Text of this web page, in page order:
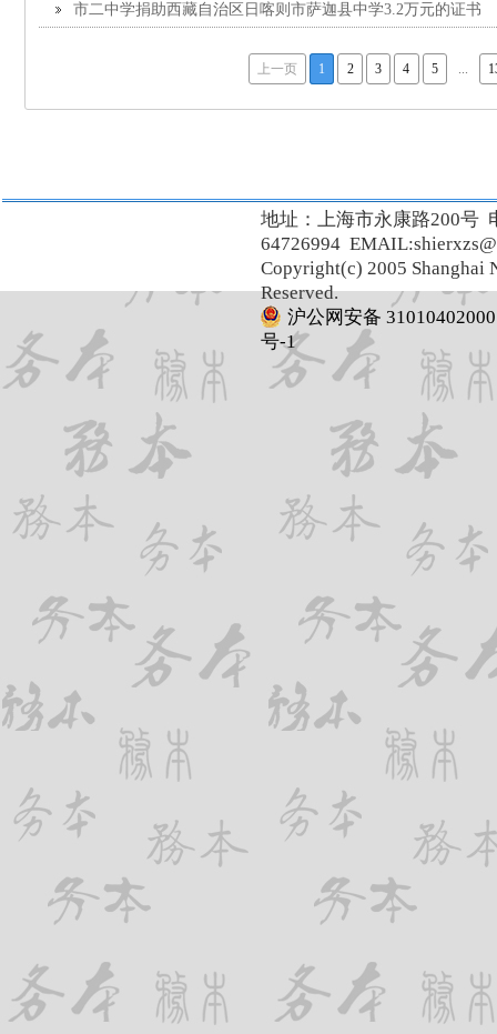
市二中学捐助西藏自治区日喀则市萨迦县中学3.2万元的证书
上一页 1 2 3 4 5 ...
地址：上海市永康路200号
64726994
Copyright(c) 2005 Shanghai
Reserved.
沪公网安备
号-1